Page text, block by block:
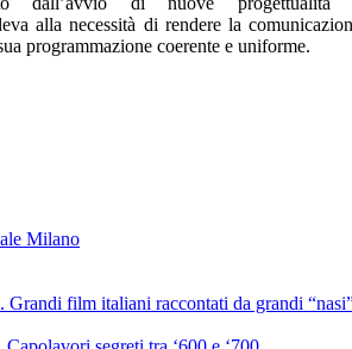
alla necessità di rendere la
programmazione coerente e uniforme.
Milano
Grandi film italiani raccontati da grandi